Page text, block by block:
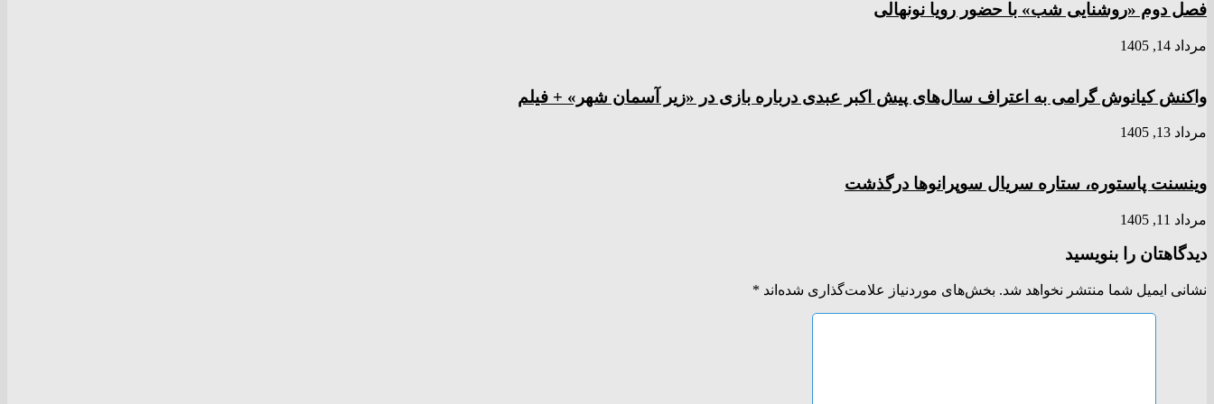
فصل دوم «روشنایی شب» با حضور رویا نونهالی
مرداد 14, 1405
واکنش کیانوش گرامی به اعتراف سال‌های پیش اکبر عبدی درباره بازی در «زیر آسمان شهر» + فیلم
مرداد 13, 1405
وینسنت پاستوره، ستاره سریال سوپرانوها درگذشت
مرداد 11, 1405
دیدگاهتان را بنویسید
نشانی ایمیل شما منتشر نخواهد شد. بخش‌های موردنیاز علامت‌گذاری شده‌اند *